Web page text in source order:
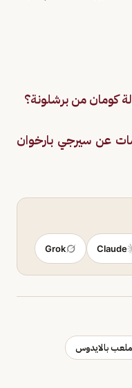
كومان من برشلونة؟
عن سيرجي بارخوان
Claude
Grok
ملعب بالايدوس